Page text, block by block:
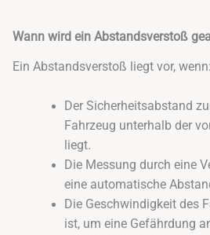
Wann wird ein Abstandsverstoß
Ein Abstandsverstoß liegt vor, wenn:
Der Sicherheitsabstand
Fahrzeug unterhalb der
liegt.
Die Messung durch eine
eine automatische
Die Geschwindigkeit des
ist, um eine Gefährdung